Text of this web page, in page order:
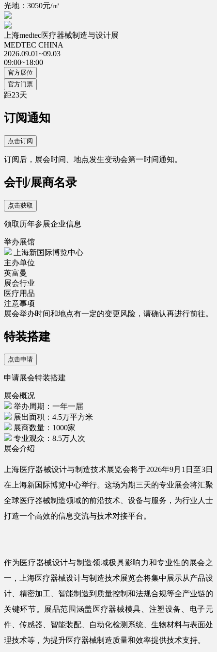
光地：3050元/㎡
上海medtec医疗器械制造与设计展
MEDTEC CHINA
2026.09.01~09.03
09:00~18:00
官方展位
官方门票
距23天
订阅通知
点击订阅
订阅后，展会时间、地点发生变动会第一时间通知。
会刊/展商名录
点击获取
领取历年参展企业信息
举办展馆
上海新国际博览中心
主办单位
英富曼
展会行业
医疗用品
注意事项
展会举办时间和地点有一定的变更风险，请确认再进行前往。
特装搭建
点击申请
申请展会特装搭建
展会概况
举办周期：一年一届
展出面积：4.5万平方米
展商数量：1000家
专业观众：8.5万人次
展会介绍
上海医疗器械设计与制造技术展览会将于2026年9月1日至3日
在上海新国际博览中心举行。这场为期三天的专业展会将汇聚
全球医疗器械制造领域的前沿技术、设备与服务，为行业人士
打造一个高效的信息交流与技术对接平台。
作为医疗器械设计与制造领域极具影响力和专业性的展会之
一，上海医疗器械设计与制造技术展览会将集中展示从产品设
计、精密加工、智能制造到质量控制和法规合规等全产业链的
关键环节。展品范围涵盖医疗器械模具、注塑设备、电子元
件、传感器、智能装配、自动化检测系统、生物材料与表面处
理技术等，为提升医疗器械制造质量和效率提供技术支持。